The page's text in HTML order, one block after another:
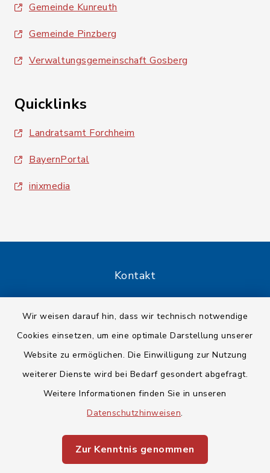
Wir weisen darauf hin, dass wir technisch notwendige
Cookies einsetzen, um eine optimale Darstellung unserer
Website zu ermöglichen. Die Einwilligung zur Nutzung
weiterer Dienste wird bei Bedarf gesondert abgefragt.
Weitere Informationen finden Sie in unseren
Datenschutzhinweisen.
Zur Kenntnis genommen
Gemeinde Kunreuth
Gemeinde Pinzberg
Verwaltungsgemeinschaft Gosberg
Quicklinks
Landratsamt Forchheim
BayernPortal
inixmedia
Kontakt
Datenschutz
Impressum
Sitemap
Cookie-Einstellungen